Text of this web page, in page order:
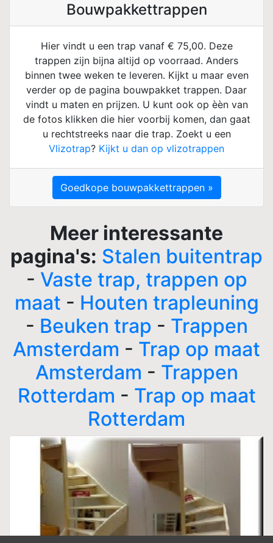
Bouwpakkettrappen
Hier vindt u een trap vanaf € 75,00. Deze
trappen zijn bijna altijd op voorraad. Anders
binnen twee weken te leveren. Kijkt u maar even
verder op de pagina bouwpakket trappen. Daar
vindt u maten en prijzen. U kunt ook op èèn van
de fotos klikken die hier voorbij komen, dan gaat
u rechtstreeks naar die trap. Zoekt u een
Vlizotrap? Kijkt u dan op vlizotrappen
Goedkope bouwpakkettrappen »
Meer interessante
pagina's: Stalen buitentrap
- Vaste trap, trappen op
maat - Houten trapleuning
- Beuken trap - Trappen
Amsterdam - Trap op maat
Amsterdam - Trappen
Rotterdam - Trap op maat
Rotterdam